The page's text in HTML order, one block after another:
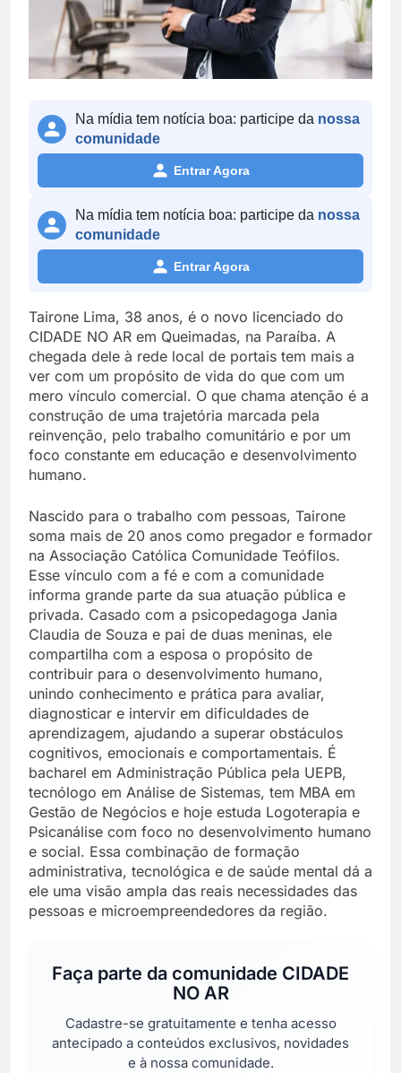
Na mídia tem notícia boa: participe da nossa
comunidade
Entrar Agora
Na mídia tem notícia boa: participe da nossa
comunidade
Entrar Agora
Tairone Lima, 38 anos, é o novo licenciado do
CIDADE NO AR em Queimadas, na Paraíba. A
chegada dele à rede local de portais tem mais a
ver com um propósito de vida do que com um
mero vínculo comercial. O que chama atenção é a
construção de uma trajetória marcada pela
reinvenção, pelo trabalho comunitário e por um
foco constante em educação e desenvolvimento
humano.
Nascido para o trabalho com pessoas, Tairone
soma mais de 20 anos como pregador e formador
na Associação Católica Comunidade Teófilos.
Esse vínculo com a fé e com a comunidade
informa grande parte da sua atuação pública e
privada. Casado com a psicopedagoga Jania
Claudia de Souza e pai de duas meninas, ele
compartilha com a esposa o propósito de
contribuir para o desenvolvimento humano,
unindo conhecimento e prática para avaliar,
diagnosticar e intervir em dificuldades de
aprendizagem, ajudando a superar obstáculos
cognitivos, emocionais e comportamentais. É
bacharel em Administração Pública pela UEPB,
tecnólogo em Análise de Sistemas, tem MBA em
Gestão de Negócios e hoje estuda Logoterapia e
Psicanálise com foco no desenvolvimento humano
e social. Essa combinação de formação
administrativa, tecnológica e de saúde mental dá a
ele uma visão ampla das reais necessidades das
pessoas e microempreendedores da região.
Faça parte da comunidade CIDADE
NO AR
Cadastre-se gratuitamente e tenha acesso
antecipado a conteúdos exclusivos, novidades
e à nossa comunidade.